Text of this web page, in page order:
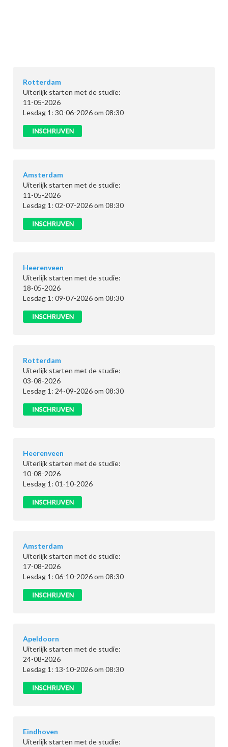
Rotterdam
Uiterlijk starten met de studie:
11-05-2026
Lesdag 1: 30-06-2026 om 08:30
Amsterdam
Uiterlijk starten met de studie:
11-05-2026
Lesdag 1: 02-07-2026 om 08:30
Heerenveen
Uiterlijk starten met de studie:
18-05-2026
Lesdag 1: 09-07-2026 om 08:30
Rotterdam
Uiterlijk starten met de studie:
03-08-2026
Lesdag 1: 24-09-2026 om 08:30
Heerenveen
Uiterlijk starten met de studie:
10-08-2026
Lesdag 1: 01-10-2026
Amsterdam
Uiterlijk starten met de studie:
17-08-2026
Lesdag 1: 06-10-2026 om 08:30
Apeldoorn
Uiterlijk starten met de studie:
24-08-2026
Lesdag 1: 13-10-2026 om 08:30
Eindhoven
Uiterlijk starten met de studie: